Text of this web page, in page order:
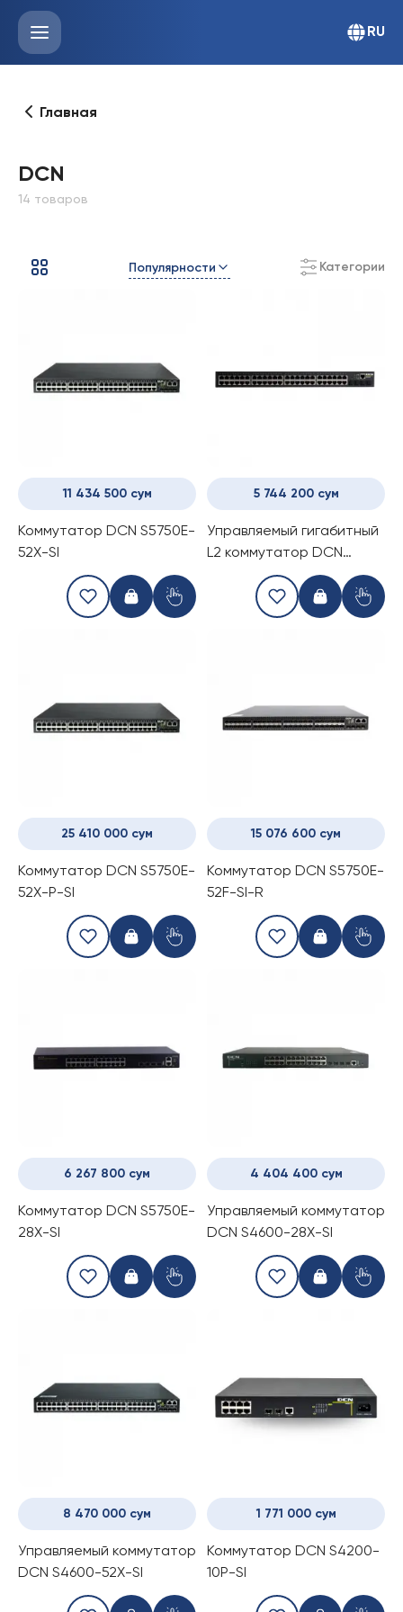
RU
Главная
DCN
14 товаров
Популярности Категории
11 434 500 сум
Коммутатор DCN S5750E-
52X-SI
5 744 200 сум
Управляемый гигабитный
L2 коммутатор DCN
S4600-52P-SI
25 410 000 сум
Коммутатор DCN S5750E-
52X-P-SI
15 076 600 сум
Коммутатор DCN S5750E-
52F-SI-R
6 267 800 сум
Коммутатор DCN S5750E-
28X-SI
4 404 400 сум
Управляемый коммутатор
DCN S4600-28X-SI
8 470 000 сум
Управляемый коммутатор
DCN S4600-52X-SI
1 771 000 сум
Коммутатор DCN S4200-
10P-SI